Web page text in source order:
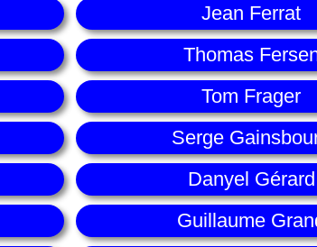
Jean Ferrat
Thomas
Tom Frager
Serge
Danyel Gérard
Guillaume